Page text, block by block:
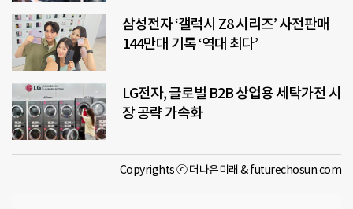
삼성전자 ‘갤럭시 Z8 시리즈’ 사전판매
144만대 기록 ‘역대 최다’
LG전자, 글로벌 B2B 상업용 세탁가전 시
장 공략 가속화
Copyrights ⓒ 더나은미래 & futurechosun.com